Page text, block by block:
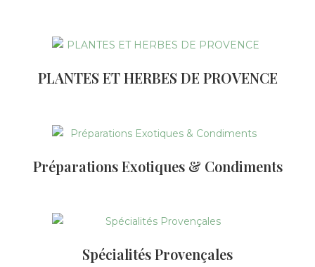
PLANTES ET HERBES DE PROVENCE
Préparations Exotiques & Condiments
Spécialités Provençales